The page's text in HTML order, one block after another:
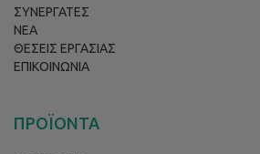
ΣΥΝΕΡΓΑΤΕΣ
ΝΕΑ
ΘΕΣΕΙΣ ΕΡΓΑΣΙΑΣ
ΕΠΙΚΟΙΝΩΝΙΑ
ΠΡΟΪΟΝΤΑ